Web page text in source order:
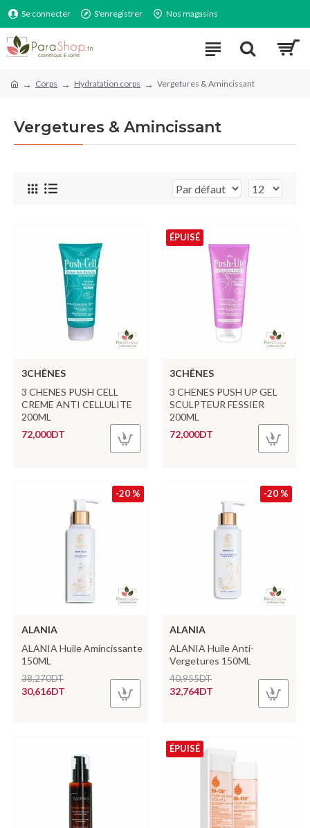
Se connecter S'enregistrer Nos magasins
Corps Hydratation corps Vergetures & Amincissant
Vergetures & Amincissant
3CHÊNES
3 CHENES PUSH CELL
CREME ANTI CELLULITE
200ML
72,000DT
ÉPUISÉ
3CHÊNES
3 CHENES PUSH UP GEL
SCULPTEUR FESSIER
200ML
72,000DT
-20 %
ALANIA
ALANIA Huile Amincissante
150ML
30,616DT
38,270DT
-20 %
ALANIA
ALANIA Huile Anti-
Vergetures 150ML
32,764DT
40,955DT
ÉPUISÉ